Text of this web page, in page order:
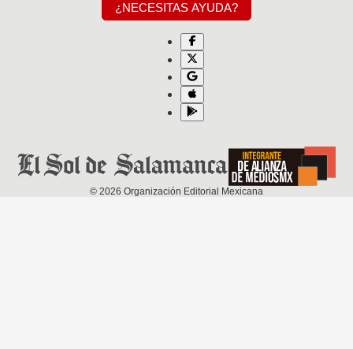
¿NECESITAS AYUDA?
© 2026 Organización Editorial Mexicana